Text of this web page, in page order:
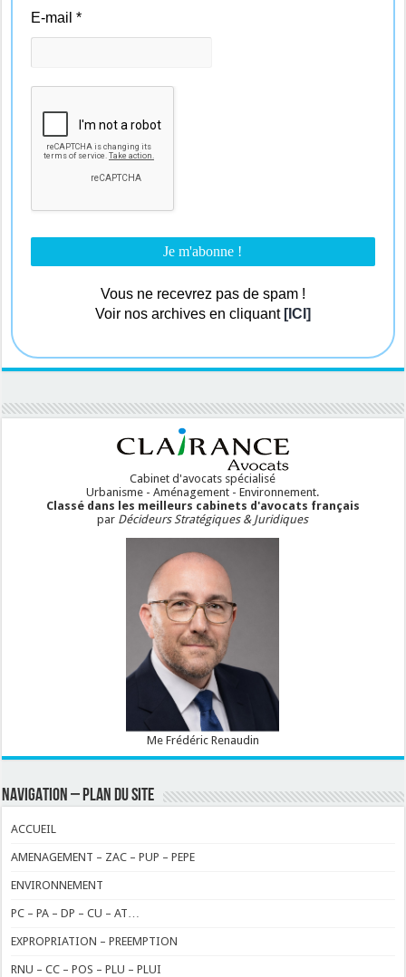
E-mail*
Vous ne recevrez pas de spam !
Voir nos archives en cliquant [ICI]
Cabinet d'avocats spécialisé
Urbanisme - Aménagement - Environnement.
Classé dans les meilleurs cabinets d'avocats français
par Décideurs Stratégiques & Juridiques
Me Frédéric Renaudin
NAVIGATION – PLAN DU SITE
ACCUEIL
AMENAGEMENT – ZAC – PUP – PEPE
ENVIRONNEMENT
PC – PA – DP – CU – AT…
EXPROPRIATION – PREEMPTION
RNU – CC – POS – PLU – PLUI